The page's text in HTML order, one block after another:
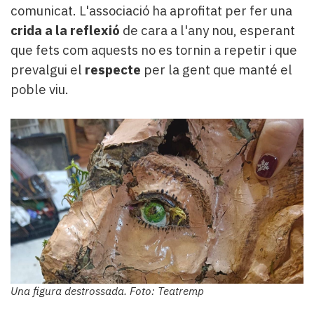
comunicat. L'associació ha aprofitat per fer una
crida a la reflexió de cara a l'any nou, esperant
que fets com aquests no es tornin a repetir i que
prevalgui el respecte per la gent que manté el
poble viu.
Una figura destrossada. Foto: Teatremp